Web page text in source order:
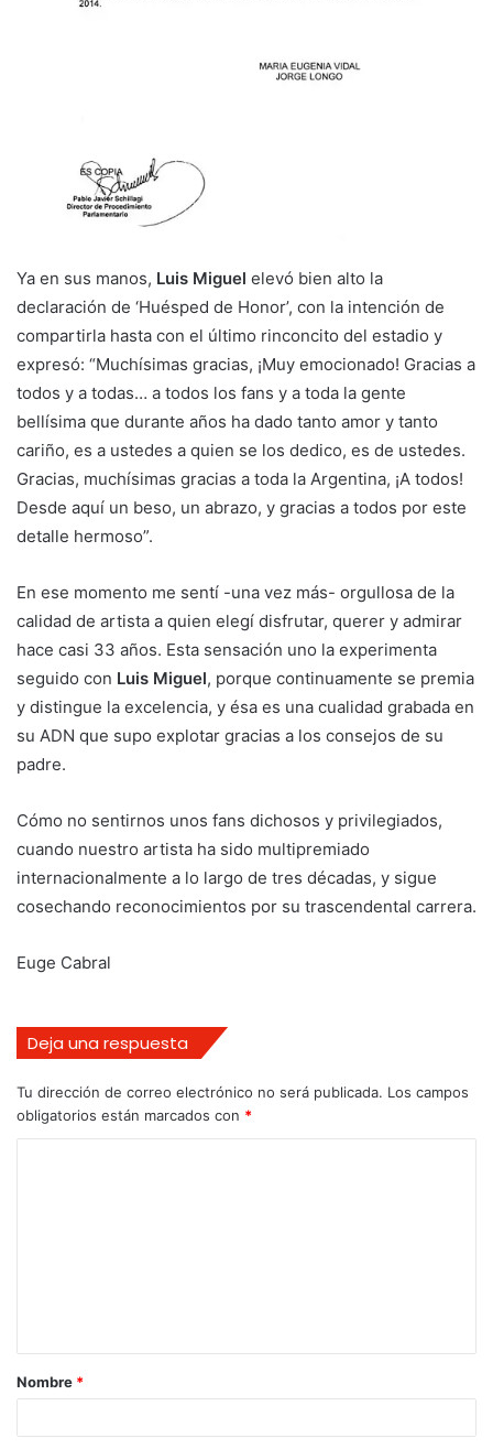
Ya en sus manos, Luis Miguel elevó bien alto la
declaración de ‘Huésped de Honor’, con la intención de
compartirla hasta con el último rinconcito del estadio y
expresó: “Muchísimas gracias, ¡Muy emocionado! Gracias a
todos y a todas… a todos los fans y a toda la gente
bellísima que durante años ha dado tanto amor y tanto
cariño, es a ustedes a quien se los dedico, es de ustedes.
Gracias, muchísimas gracias a toda la Argentina, ¡A todos!
Desde aquí un beso, un abrazo, y gracias a todos por este
detalle hermoso”.
En ese momento me sentí -una vez más- orgullosa de la
calidad de artista a quien elegí disfrutar, querer y admirar
hace casi 33 años. Esta sensación uno la experimenta
seguido con Luis Miguel, porque continuamente se premia
y distingue la excelencia, y ésa es una cualidad grabada en
su ADN que supo explotar gracias a los consejos de su
padre.
Cómo no sentirnos unos fans dichosos y privilegiados,
cuando nuestro artista ha sido multipremiado
internacionalmente a lo largo de tres décadas, y sigue
cosechando reconocimientos por su trascendental carrera.
Euge Cabral
Deja una respuesta
Tu dirección de correo electrónico no será publicada. Los campos
obligatorios están marcados con *
Nombre *